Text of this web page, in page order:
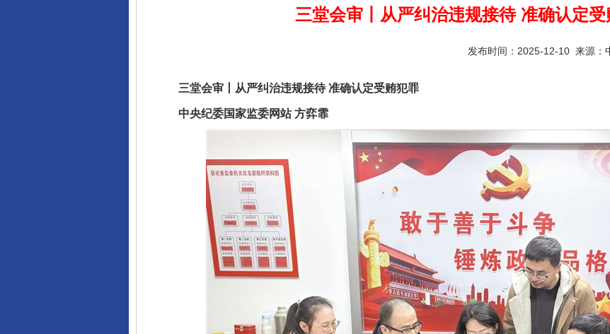
三堂会审丨从严纠治违规接待 准确认定
发布时间：2025-12-10 来源：
三堂会审丨从严纠治违规接待 准确认定受贿犯罪
中央纪委国家监委网站 方弈霏